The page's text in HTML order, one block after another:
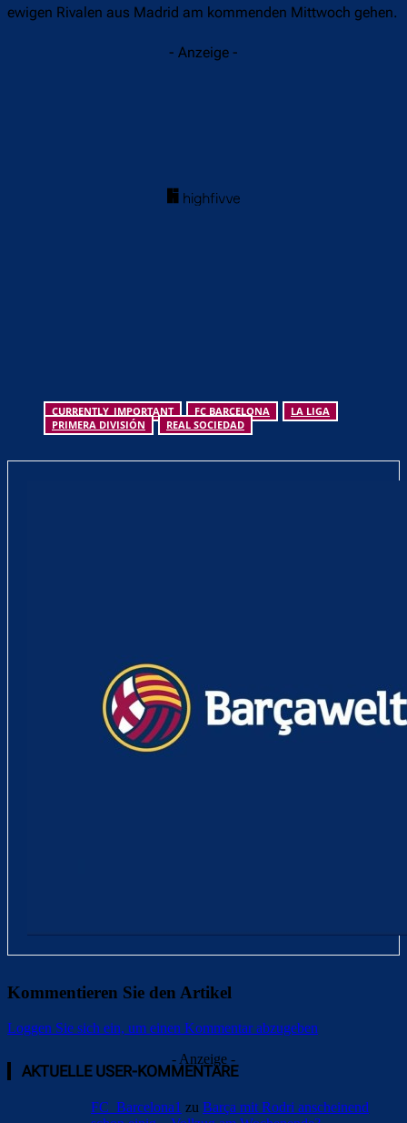
ewigen Rivalen aus Madrid am kommenden Mittwoch gehen.
- Anzeige -
CURRENTLY_IMPORTANT FC BARCELONA
LA LIGA
PRIMERA DIVISIÓN
REAL SOCIEDAD
Kommentieren Sie den Artikel
Loggen Sie sich ein, um einen Kommentar abzugeben
- Anzeige -
AKTUELLE USER-KOMMENTARE
FC_Barcelona1 zu Barça mit Rodri anscheinend